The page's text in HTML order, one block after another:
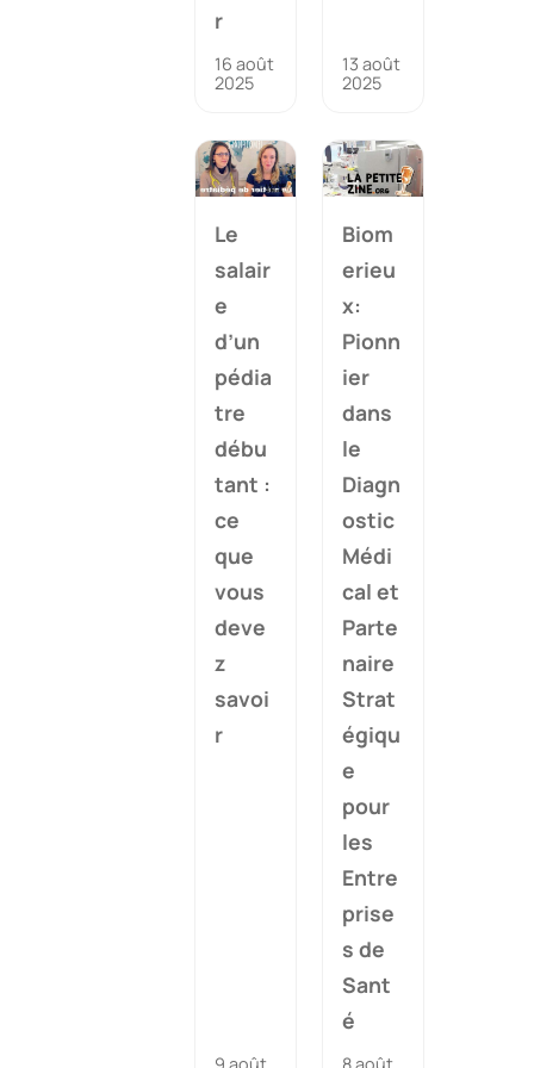
r
16 août
2025
13 août
2025
Le
salair
e
d’un
pédia
tre
débu
tant :
ce
que
vous
deve
z
savoi
r
Biom
erieu
x:
Pionn
ier
dans
le
Diagn
ostic
Médi
cal et
Parte
naire
Strat
égiqu
e
pour
les
Entre
prise
s de
Sant
é